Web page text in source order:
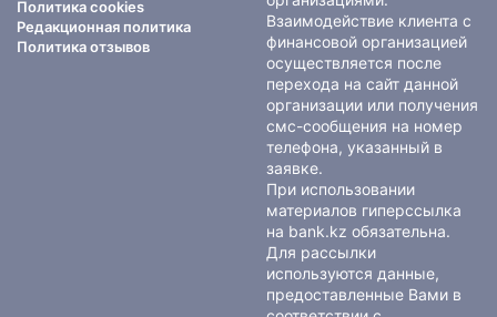
Политика cookies
Редакционная политика
Политика отзывов
Взаимодействие клиента с
финансовой организацией
осуществляется после
перехода на сайт данной
организации или получения
смс-сообщения на номер
телефона, указанный в
заявке.
При использовании
материалов гиперссылка
на bank.kz обязательна.
Для рассылки
используются данные,
предоставленные Вами в